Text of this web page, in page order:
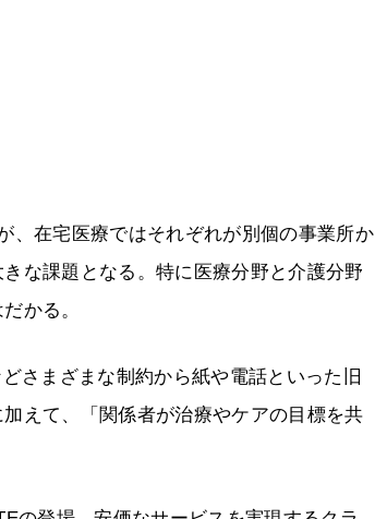
、在宅医療ではそれぞれが別個の事業所か
な課題となる。特に医療分野と介護分野
かる。
さまざまな制約から紙や電話といった旧
えて、「関係者が治療やケアの目標を共